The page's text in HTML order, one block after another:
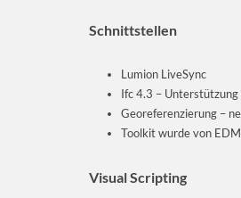
Schnittstellen
Lumion LiveSync
Ifc 4.3 – Unterstützung
Georeferenzierung –
Toolkit wurde von
Visual Scripting